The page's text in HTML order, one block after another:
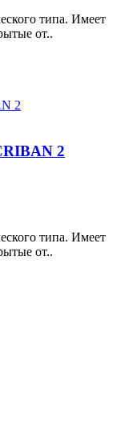
типа. Имеет
от..
2
типа. Имеет
от..